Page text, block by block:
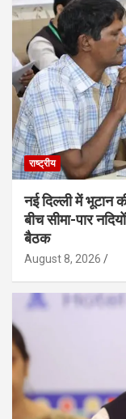
राष्ट्रीय
नई दिल्ली में भूटान
बीच सीमा-पार
बैठक
August 8, 2026